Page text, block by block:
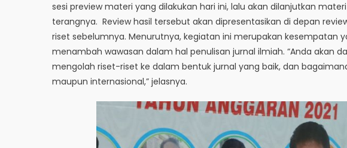
sesi preview materi yang dilakukan hari ini, lalu akan dilanjutkan
terangnya. Review hasil tersebut akan dipresentasikan di depan
riset sebelumnya. Menurutnya, kegiatan ini merupakan kesempatan
menambah wawasan dalam hal penulisan jurnal ilmiah. “Anda akan
mengolah riset-riset ke dalam bentuk jurnal yang baik, dan
maupun internasional,” jelasnya.